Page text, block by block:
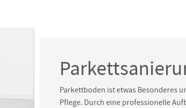
Parkettboden ist etwas Besonderes
Pflege. Durch eine professionelle